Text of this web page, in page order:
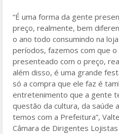
“É uma forma da gente
preço, realmente, bem
o ano todo consumindo na
períodos, fazemos com que
presenteado com o preço,
além disso, é uma grande
só a compra que ele faz é
entretenimento que a gente
questão da cultura, da saúde
temos com a Prefeitura”,
Câmara de Dirigentes